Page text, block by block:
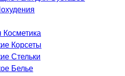
Корсеты
Стельки
Белье